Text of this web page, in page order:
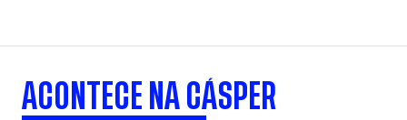
ACONTECE NA CÁSPER